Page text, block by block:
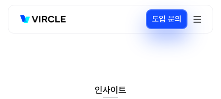
도입 문의
인사이트